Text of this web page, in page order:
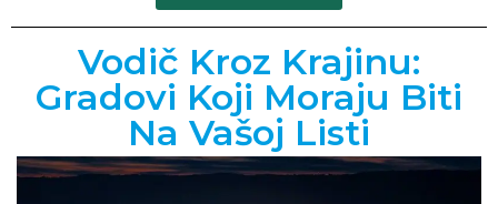
Vodič Kroz Krajinu:
Gradovi Koji Moraju Biti
Na Vašoj Listi